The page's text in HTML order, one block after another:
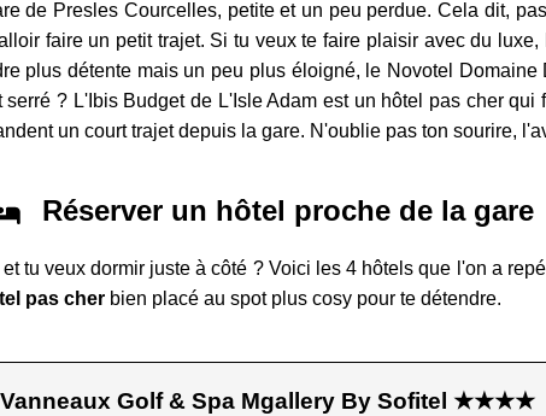
de Presles Courcelles, petite et un peu perdue. Cela dit,
faire un petit trajet. Si tu veux te faire plaisir avec du
plus détente mais un peu plus éloigné, le Novotel Domaine
? L'Ibis Budget de L'Isle Adam est un hôtel pas cher qui
un court trajet depuis la gare. N'oublie pas ton sourire,
Réserver un hôtel proche de la gare
tu veux dormir juste à côté ? Voici les 4 hôtels que l'on a
pas cher bien placé au spot plus cosy pour te détendre.
Vanneaux Golf & Spa Mgallery By Sofitel ★★★★